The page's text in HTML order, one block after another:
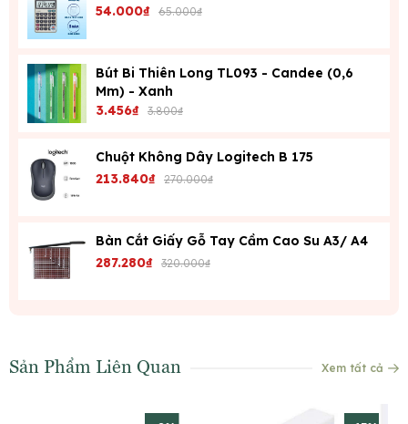
54.000₫ 65.000₫
Bút Bi Thiên Long TL093 - Candee (0,6
Mm) - Xanh
3.456₫ 3.800₫
Chuột Không Dây Logitech B 175
213.840₫ 270.000₫
Bàn Cắt Giấy Gỗ Tay Cầm Cao Su A3/ A4
287.280₫ 320.000₫
Sản Phẩm Liên Quan Xem tất cả